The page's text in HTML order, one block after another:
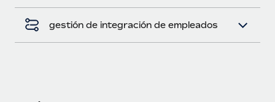
gestión de integración de empleados